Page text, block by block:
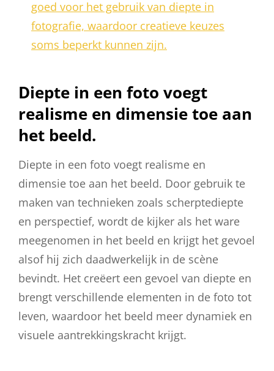
goed voor het gebruik van diepte in
fotografie, waardoor creatieve keuzes
soms beperkt kunnen zijn.
Diepte in een foto voegt
realisme en dimensie toe aan
het beeld.
Diepte in een foto voegt realisme en
dimensie toe aan het beeld. Door gebruik te
maken van technieken zoals scherptediepte
en perspectief, wordt de kijker als het ware
meegenomen in het beeld en krijgt het gevoel
alsof hij zich daadwerkelijk in de scène
bevindt. Het creëert een gevoel van diepte en
brengt verschillende elementen in de foto tot
leven, waardoor het beeld meer dynamiek en
visuele aantrekkingskracht krijgt.